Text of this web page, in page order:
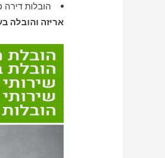
הובלות דירה
אריזה והובלה